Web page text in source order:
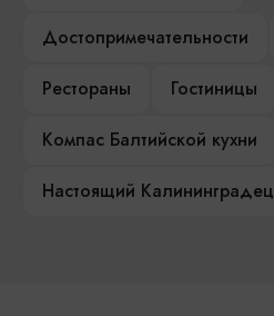
Достопримечательности
Рестораны
Гостиницы
Компас Балтийской кухни
Настоящий Калининградец